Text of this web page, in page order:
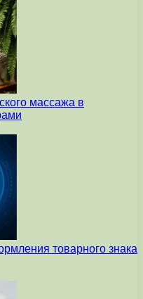
массажа в
товарного знака